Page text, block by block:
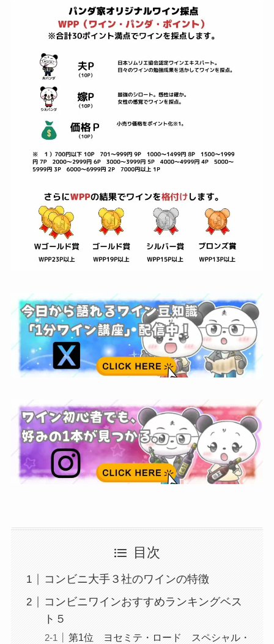
目次
コンビニ大手３社のワインの特徴
コンビニワインおすすめランキングベス
ト５
第1位 ヨセミテ・ロード スペシャル・